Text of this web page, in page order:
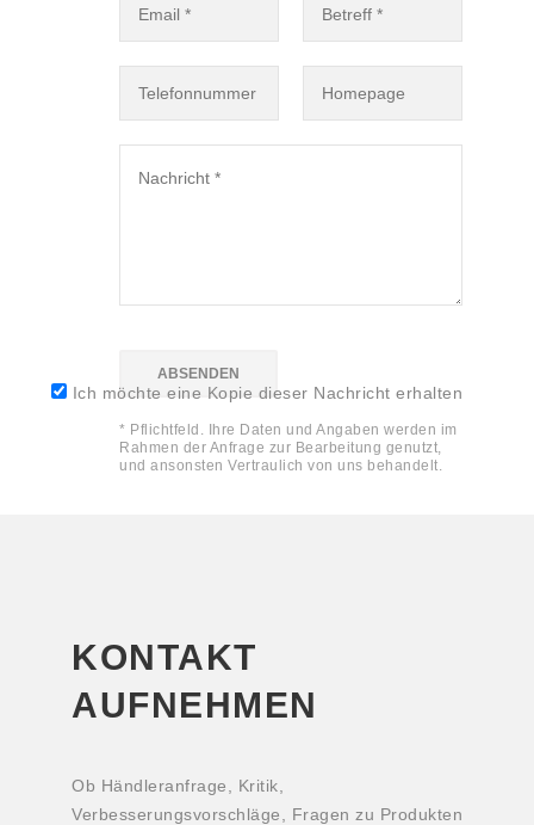
Ich möchte eine Kopie dieser Nachricht erhalten
* Pflichtfeld. Ihre Daten und Angaben werden im
Rahmen der Anfrage zur Bearbeitung genutzt,
und ansonsten Vertraulich von uns behandelt.
KONTAKT
AUFNEHMEN
Ob Händleranfrage, Kritik,
Verbesserungsvorschläge, Fragen zu Produkten